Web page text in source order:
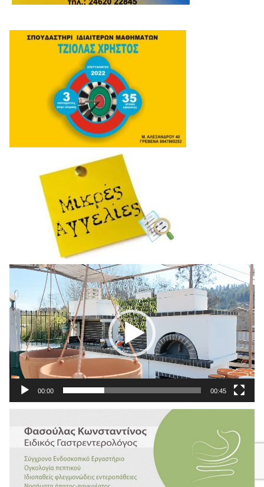
Πρόγραμμα
Αναπαραγωγής
Βίντεο
00:00 00:45